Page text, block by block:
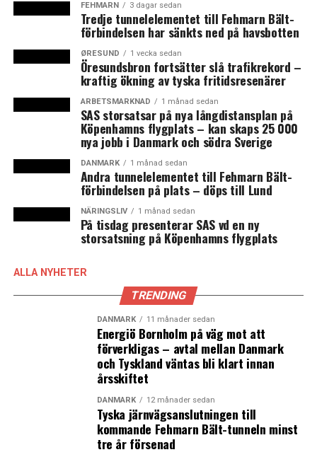
som Taxi Skåne, Taxi Helsingborg, Taxi Halmstad,
Topcab, Taxi Kurir, Norgestaxi och Taxikurir. I
Stockholm, Göteborg och Malmö lanserades förra året
ett nytt storstadskoncept kallat T med gemensamma
krav och utseenden på taxibilarna.
Bakom Cabonline finns sedan 2015 det amerikanska
riskkapitalbolaget H.I.G Capital med ett kapital på mer
än 19 miljarder dollar. Ägarbytet har inte skett utan
kritik. Det framgår av ett granskande reportage
Sydsvenskanhösten 2016 där flera taxichaufförer
klagar på försämrade villkor och att Cabonline avbrutit
samarbetet med Åkarföreningen som företräder de
enskilda taxiföretagen. (News Øresund)
Den 9 februari enades den danska borgerliga
minoritetsregeringen med Socialdemokratiet, Dansk
Folkeparti, Radikale Venstre och SF om att rösta för en
ny taxilag som innebär att avtalsbegränsningen för taxi
upphävs. Istället ska alla som uppfyller kraven ha rätt
att köra taxi vilket öppnar för nya konkurrenter precis
som när den svenska taxinäringen avreglerades 1990. En
väntad öppning för den omdebatterade appen Uber
uteblev. Istället säger den kommande nya danska lagen
att taxibolagen i framtiden ska sända data till
myndigheterna och att taxibolagen endast får använda
FEHMARN 3 dagar sedan
Tredje tunnelelementet till Fehmarn Bält-
förbindelsen har sänkts ned på havsbotten
ØRESUND 1 vecka sedan
Öresundsbron fortsätter slå trafikrekord –
kraftig ökning av tyska fritidsresenärer
ARBETSMARKNAD 1 månad sedan
SAS storsatsar på nya långdistansplan på
Köpenhamns flygplats – kan skaps 25 000
nya jobb i Danmark och södra Sverige
DANMARK 1 månad sedan
Andra tunnelelementet till Fehmarn Bält-
förbindelsen på plats – döps till Lund
NÄRINGSLIV 1 månad sedan
På tisdag presenterar SAS vd en ny
storsatsning på Köpenhamns flygplats
ALLA NYHETER
TRENDING
DANMARK 11 månader sedan
Energiö Bornholm på väg mot att
förverkligas – avtal mellan Danmark
och Tyskland väntas bli klart innan
årsskiftet
DANMARK 12 månader sedan
Tyska järnvägsanslutningen till
kommande Fehmarn Bält-tunneln minst
tre år försenad